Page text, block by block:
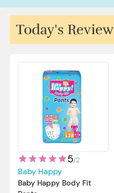
Today's Review
5/2
Baby Happy
Baby Happy Body Fit